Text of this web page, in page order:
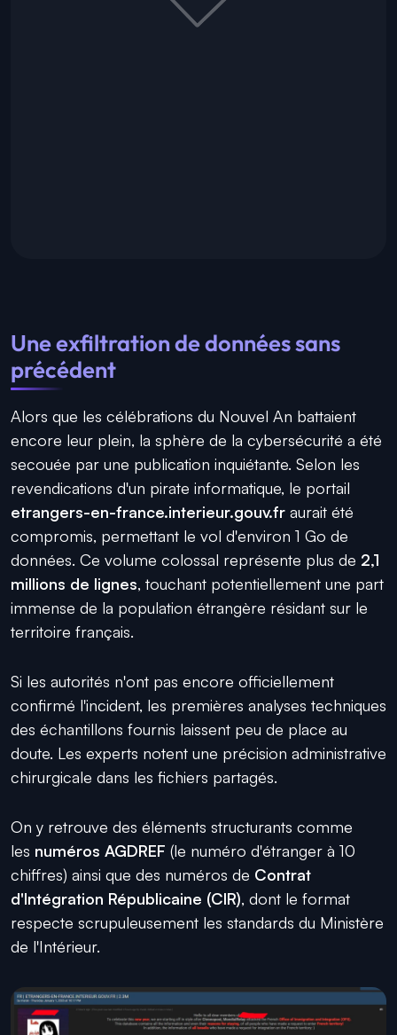
Une exfiltration de données sans
précédent
Alors que les célébrations du Nouvel An battaient
encore leur plein, la sphère de la cybersécurité a été
secouée par une publication inquiétante. Selon les
revendications d'un pirate informatique, le portail
etrangers-en-france.interieur.gouv.fr aurait été
compromis, permettant le vol d'environ 1 Go de
données. Ce volume colossal représente plus de 2,1
millions de lignes, touchant potentiellement une part
immense de la population étrangère résidant sur le
territoire français.
Si les autorités n'ont pas encore officiellement
confirmé l'incident, les premières analyses techniques
des échantillons fournis laissent peu de place au
doute. Les experts notent une précision administrative
chirurgicale dans les fichiers partagés.
On y retrouve des éléments structurants comme
les numéros AGDREF (le numéro d'étranger à 10
chiffres) ainsi que des numéros de Contrat
d'Intégration Républicaine (CIR), dont le format
respecte scrupuleusement les standards du Ministère
de l'Intérieur.